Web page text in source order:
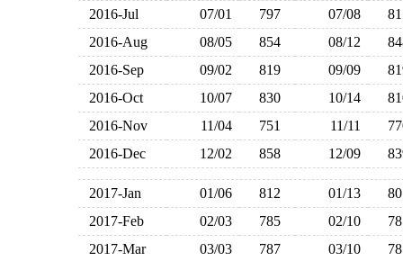
2016-Jul
07/01 797 07/08
2016-Aug
08/05 854 08/12
2016-Sep
09/02 819 09/09
2016-Oct
10/07 830 10/14
2016-Nov
11/04 751 11/11
2016-Dec
12/02 858 12/09
2017-Jan 01/06 812 01/13
2017-Feb
02/03 785 02/10
2017-Mar
03/03 787 03/10